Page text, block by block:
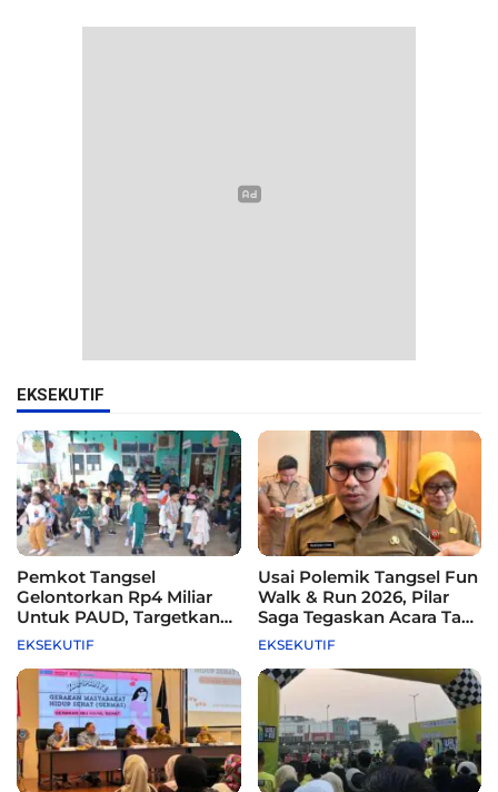
EKSEKUTIF
Pemkot Tangsel
Gelontorkan Rp4 Miliar
Untuk PAUD, Targetkan
115 Sekolah
EKSEKUTIF
Usai Polemik Tangsel Fun
Walk & Run 2026, Pilar
Saga Tegaskan Acara Tak
Difasilitasi Pemkot
EKSEKUTIF